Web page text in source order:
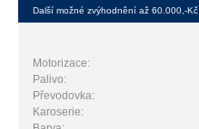
Další možné zvýhodnění až 60.000,-Kč
Motorizace:
Palivo:
Převodovka:
Karoserie: